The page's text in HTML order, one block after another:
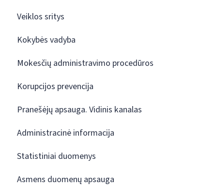
Veiklos sritys
Kokybės vadyba
Mokesčių administravimo procedūros
Korupcijos prevencija
Pranešėjų apsauga. Vidinis kanalas
Administracinė informacija
Statistiniai duomenys
Asmens duomenų apsauga